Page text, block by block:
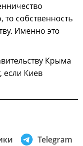
собственность
Именно это
Крыма
если Киев
Telegram